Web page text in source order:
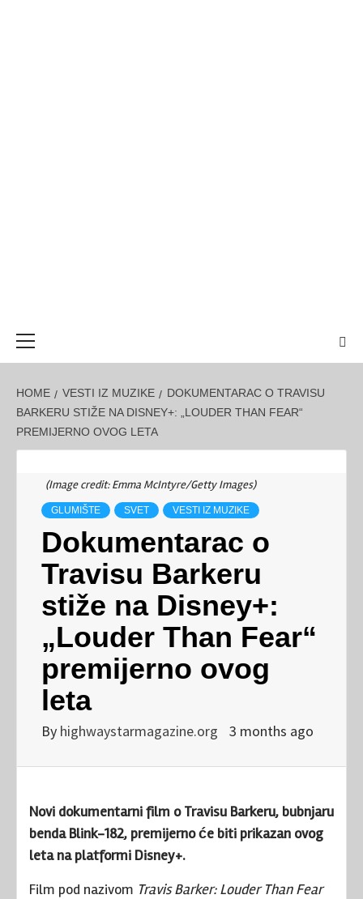
HOME VESTI IZ MUZIKE
DOKUMENTARAC O TRAVISU
BARKERU STIŽE NA DISNEY+: „LOUDER THAN FEAR“
PREMIJERNO OVOG LETA
(Image credit: Emma McIntyre/Getty Images)
GLUMIŠTE SVET VESTI IZ MUZIKE
Dokumentarac o
Travisu Barkeru
stiže na Disney+:
„Louder Than Fear“
premijerno ovog
leta
By highwaystarmagazine.org 3 months ago
Novi dokumentarni film oTravisu Barkeru, bubnjaru
bendaBlink-182, premijerno će biti prikazan ovog
leta na platformi Disney+.
Film pod nazivom Travis Barker: Louder Than Fear